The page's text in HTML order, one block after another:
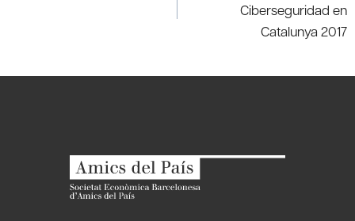
Ciberseguridad en
Catalunya 2017